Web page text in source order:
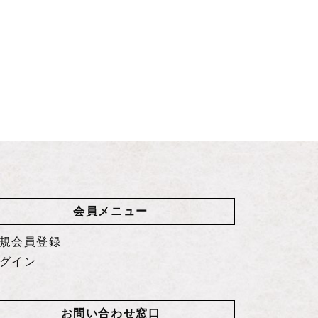
会員メニュー
会員登録
イン
お問い合わせ窓口